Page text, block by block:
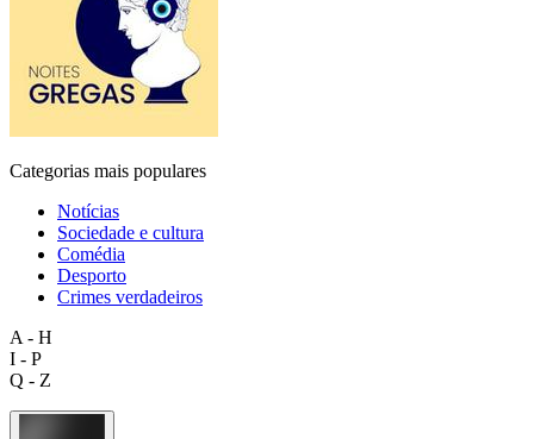
Categorias mais populares
Notícias
Sociedade e cultura
Comédia
Desporto
Crimes verdadeiros
A - H
I - P
Q - Z